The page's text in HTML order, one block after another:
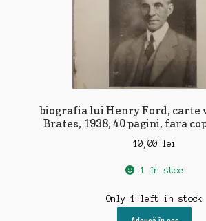
biografia lui Henry Ford, carte
Brates, 1938, 40 pagini, fara
10,00 lei
1 în stoc
Only 1 left in stock